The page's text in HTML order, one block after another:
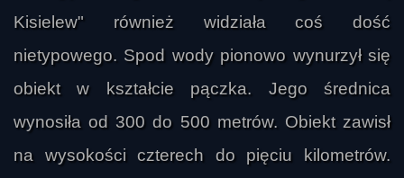
Kisielew" również widziała coś dość
nietypowego. Spod wody pionowo wynurzył się
obiekt w kształcie pączka. Jego średnica
wynosiła od 300 do 500 metrów. Obiekt zawisł
na wysokości czterech do pięciu kilometrów.